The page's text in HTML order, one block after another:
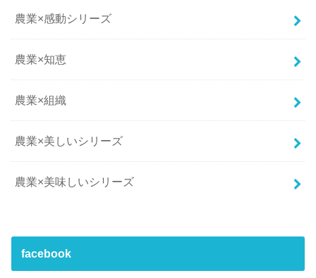
農業×感動シリーズ
農業×知恵
農業×組織
農業×美しいシリーズ
農業×美味しいシリーズ
facebook